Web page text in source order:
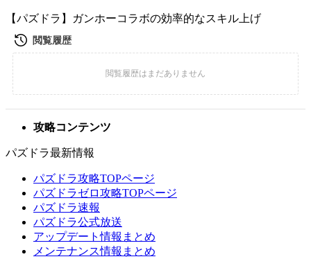
【パズドラ】ガンホーコラボの効率的なスキル上げ
攻略コンテンツ
パズドラ最新情報
パズドラ攻略TOPページ
パズドラゼロ攻略TOPページ
パズドラ速報
パズドラ公式放送
アップデート情報まとめ
メンテナンス情報まとめ